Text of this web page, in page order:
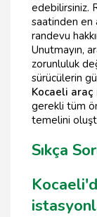
edebilirsiniz.
saatinden en
randevu
Unutmayın,
zorunluluk
sürücülerin
Kocaeli araç
gerekli tüm
temelini
Sıkça